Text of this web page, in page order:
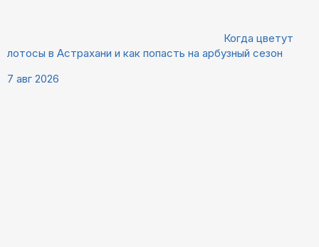
Когда цветут
лотосы в Астрахани и как попасть на арбузный сезон
7 авг 2026